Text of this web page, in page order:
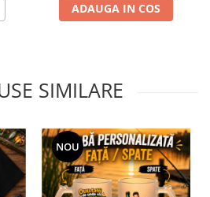
ADAUGA IN COS
SIMILARE
NOU